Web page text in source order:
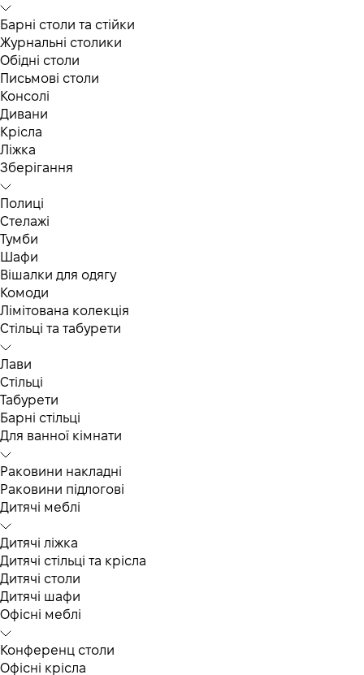
Барні столи та стійки
Журнальні столики
Обідні столи
Письмові столи
Консолі
Дивани
Крісла
Ліжка
Зберігання
Полиці
Стелажі
Тумби
Шафи
Вішалки для одягу
Комоди
Лімітована колекція
Стільці та табурети
Лави
Стільці
Табурети
Барні стільці
Для ванної кімнати
Раковини накладні
Раковини підлогові
Дитячі меблі
Дитячі ліжка
Дитячі стільці та крісла
Дитячі столи
Дитячі шафи
Офісні меблі
Конференц столи
Офісні крісла